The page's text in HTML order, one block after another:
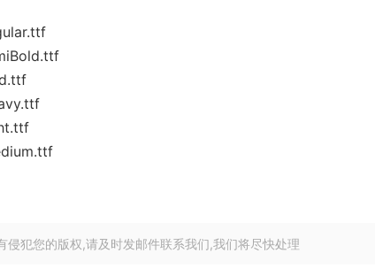
犯您的版权,请及时发邮件联系我们,我们将尽快处理